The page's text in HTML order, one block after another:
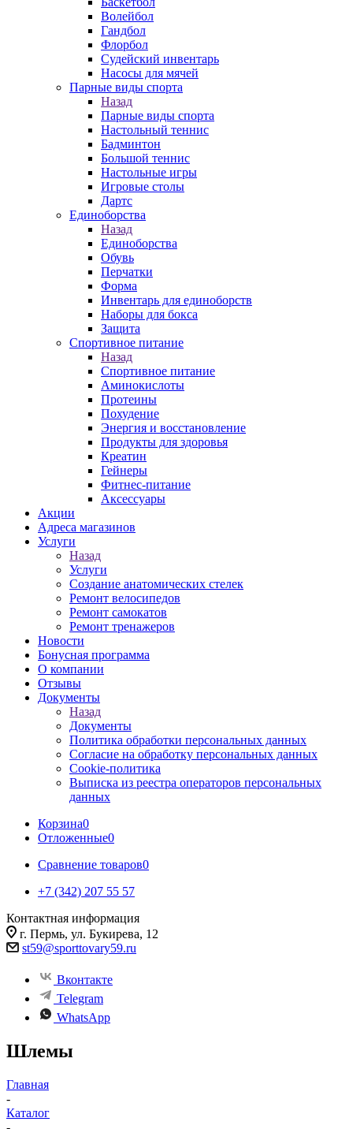
Волейбол
Гандбол
Флорбол
Судейский инвентарь
Насосы для мячей
Парные виды спорта
Назад
Парные виды спорта
Настольный теннис
Бадминтон
Большой теннис
Настольные игры
Игровые столы
Дартс
Единоборства
Назад
Единоборства
Обувь
Перчатки
Форма
Инвентарь для единоборств
Наборы для бокса
Защита
Спортивное питание
Назад
Спортивное питание
Аминокислоты
Протеины
Похудение
Энергия и восстановление
Продукты для здоровья
Креатин
Гейнеры
Фитнес-питание
Аксессуары
Акции
Адреса магазинов
Услуги
Назад
Услуги
Создание анатомических стелек
Ремонт велосипедов
Ремонт самокатов
Ремонт тренажеров
Новости
Бонусная программа
О компании
Отзывы
Документы
Назад
Документы
Политика обработки персональных данных
Согласие на обработку персональных данных
Cookie-политика
Выписка из реестра операторов персональных
данных
Корзина0
Отложенные0
Сравнение товаров0
+7 (342) 207 55 57
Контактная информация
г. Пермь, ул. Букирева, 12
st59@sporttovary59.ru
Вконтакте
Telegram
WhatsApp
Шлемы
Главная
-
Каталог